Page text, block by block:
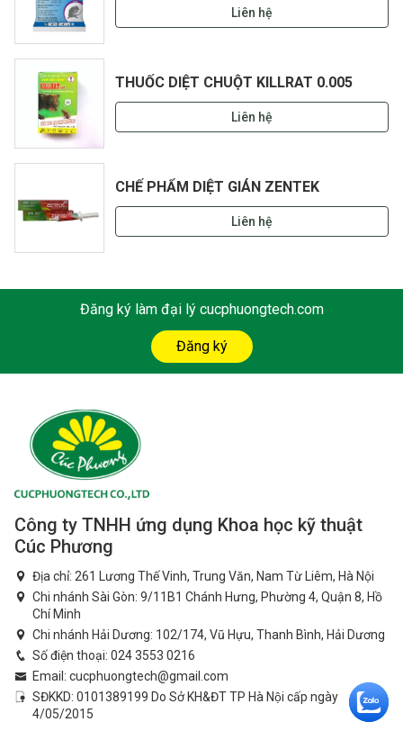
Liên hệ
THUỐC DIỆT CHUỘT KILLRAT 0.005
Liên hệ
CHẾ PHẨM DIỆT GIÁN ZENTEK
Liên hệ
Đăng ký làm đại lý cucphuongtech.com
Đăng ký
Công ty TNHH ứng dụng Khoa học kỹ thuật
Cúc Phương
Địa chỉ: 261 Lương Thế Vinh, Trung Văn, Nam Từ Liêm, Hà Nội
Chi nhánh Sài Gòn: 9/11B1 Chánh Hưng, Phường 4, Quận 8, Hồ
Chí Minh
Chi nhánh Hải Dương: 102/174, Vũ Hựu, Thanh Bình, Hải Dương
Số điện thoại: 024 3553 0216
Email: cucphuongtech@gmail.com
SĐKKD: 0101389199 Do Sở KH&ĐT TP Hà Nội cấp ngày
4/05/2015